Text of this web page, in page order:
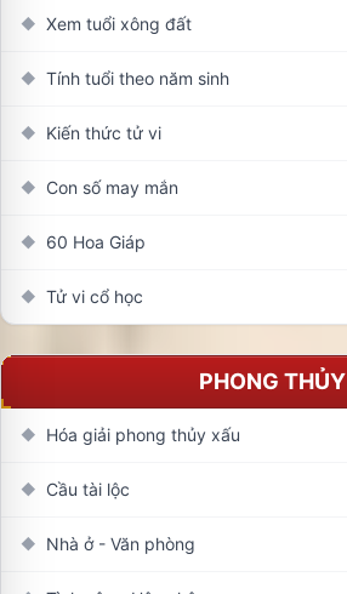
◆ Xem tuổi xông đất
◆ Tính tuổi theo năm sinh
◆ Kiến thức tử vi
◆ Con số may mắn
◆ 60 Hoa Giáp
◆ Tử vi cổ học
PHONG THỦY
◆ Hóa giải phong thủy xấu
◆ Cầu tài lộc
◆ Nhà ở - Văn phòng